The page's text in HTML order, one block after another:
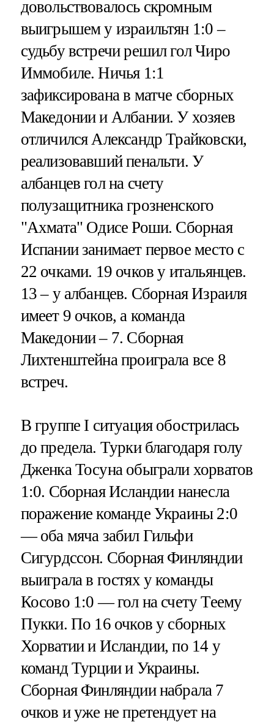
довольствовалось скромным
выигрышем у израильтян 1:0 –
судьбу встречи решил гол Чиро
Иммобиле. Ничья 1:1
зафиксирована в матче сборных
Македонии и Албании. У хозяев
отличился Александр Трайковски,
реализовавший пенальти. У
албанцев гол на счету
полузащитника грозненского
"Ахмата" Одисе Роши. Сборная
Испании занимает первое место с
22 очками. 19 очков у итальянцев.
13 – у албанцев. Сборная Израиля
имеет 9 очков, а команда
Македонии – 7. Сборная
Лихтенштейна проиграла все 8
встреч.
В группе I ситуация обострилась
до предела. Турки благодаря голу
Дженка Тосуна обыграли хорватов
1:0. Сборная Исландии нанесла
поражение команде Украины 2:0
— оба мяча забил Гильфи
Сигурдссон. Сборная Финляндии
выиграла в гостях у команды
Косово 1:0 — гол на счету Теему
Пукки. По 16 очков у сборных
Хорватии и Исландии, по 14 у
команд Турции и Украины.
Сборная Финляндии набрала 7
очков и уже не претендует на